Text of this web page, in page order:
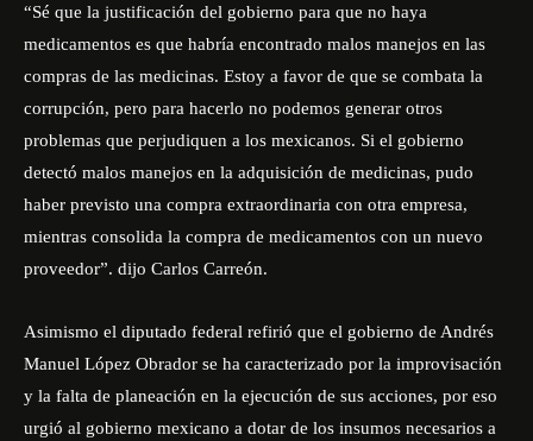
“Sé que la justificación del gobierno para que no haya
medicamentos es que habría encontrado malos manejos en las
compras de las medicinas. Estoy a favor de que se combata la
corrupción, pero para hacerlo no podemos generar otros
problemas que perjudiquen a los mexicanos. Si el gobierno
detectó malos manejos en la adquisición de medicinas, pudo
haber previsto una compra extraordinaria con otra empresa,
mientras consolida la compra de medicamentos con un nuevo
proveedor”. dijo Carlos Carreón.
Asimismo el diputado federal refirió que el gobierno de Andrés
Manuel López Obrador se ha caracterizado por la improvisación
y la falta de planeación en la ejecución de sus acciones, por eso
urgió al gobierno mexicano a dotar de los insumos necesarios a